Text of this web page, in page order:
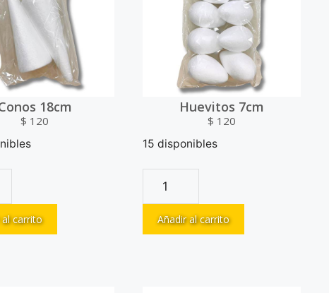
18cm
$ 120
al carrito
Huevitos 7cm
$ 120
15 disponibles
Añadir al carrito